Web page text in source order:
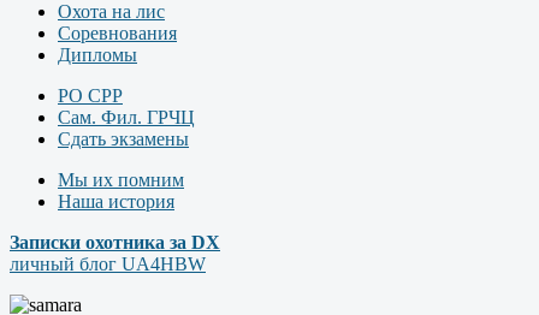
Охота на лис
Соревнования
Дипломы
РО СРР
Сам. Фил. ГРЧЦ
Сдать экзамены
Мы их помним
Наша история
Записки охотника за DX
личный блог UA4HBW